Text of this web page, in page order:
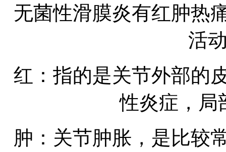
无菌性滑膜炎有红肿热
活
红：指的是关节外部的
性炎症，局
肿：关节肿胀，是比较